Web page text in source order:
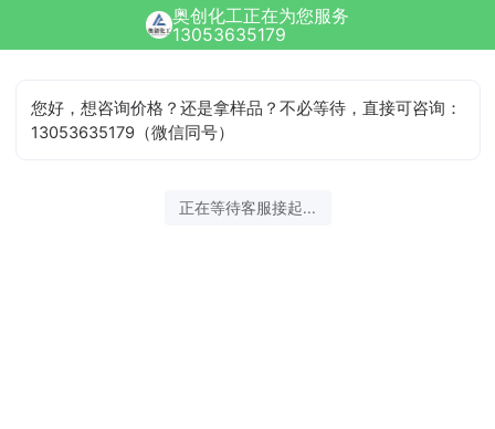
奥创化工正在为您服务
13053635179
您好，想咨询价格？还是拿样品？不必等待，直接可咨询：
13053635179（微信同号）
2026-08-09 11:22:49 开始沟通